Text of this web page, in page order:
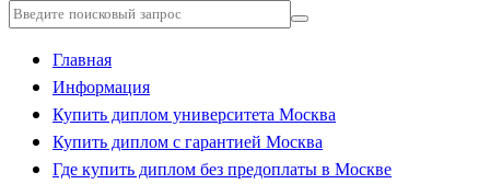
Главная
Информация
Купить диплом университета Москва
Купить диплом с гарантией Москва
Где купить диплом без предоплаты в Москве